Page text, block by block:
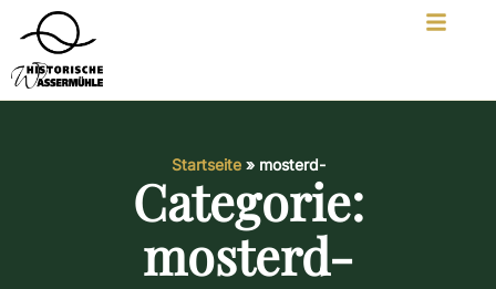
Startseite» mosterd-
Categorie:
mosterd-